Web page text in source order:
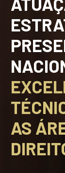
CONTATO
AS